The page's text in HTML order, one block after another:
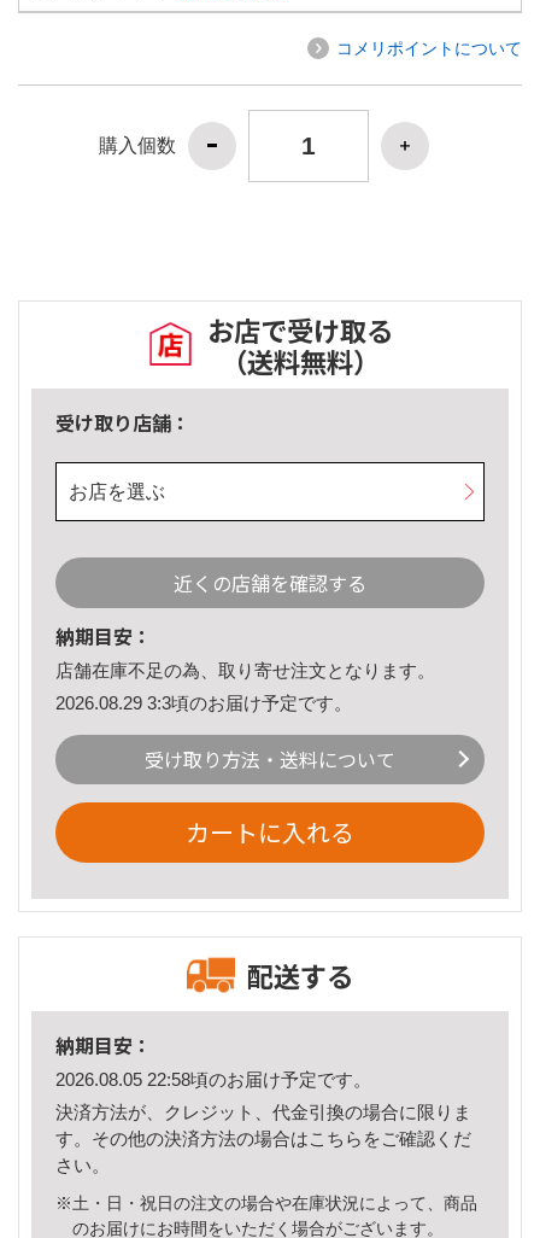
コメリポイントについて
購入個数
お店で受け取る
（送料無料）
受け取り店舗：
お店を選ぶ
近くの店舗を確認する
納期目安：
店舗在庫不足の為、取り寄せ注文となります。
2026.08.29 3:3頃のお届け予定です。
受け取り方法・送料について
カートに入れる
配送する
納期目安：
2026.08.05 22:58頃のお届け予定です。
決済方法が、クレジット、代金引換の場合に限りま
す。その他の決済方法の場合はこちら をご確認くだ
さい。
※土・日・祝日の注文の場合や在庫状況によって、商品
のお届けにお時間をいただく場合がございます。